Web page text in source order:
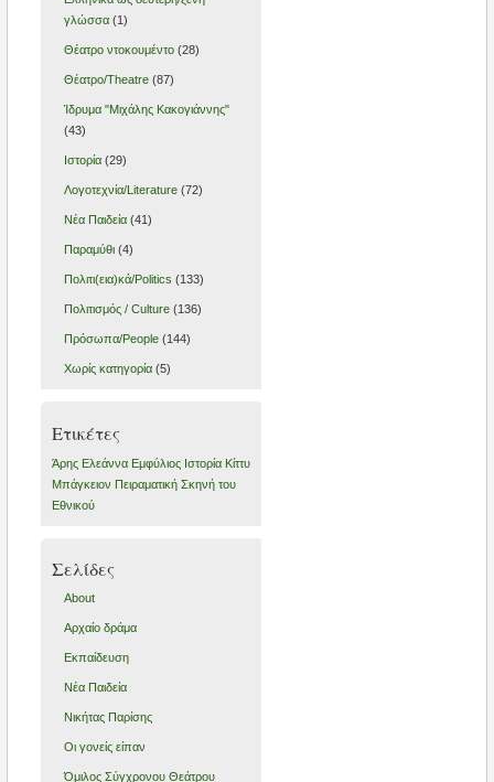
γλώσσα(1)
Θέατρο ντοκουμέντο(28)
Θέατρο/Theatre(87)
Ίδρυμα "Μιχάλης Κακογιάννης"
(43)
Ιστορία(29)
Λογοτεχνία/Literature(72)
Νέα Παιδεία(41)
Παραμύθι(4)
Πολιτι(εια)κά/Politics (133)
Πολιτισμός / Culture(136)
Πρόσωπα/People(144)
Χωρίς κατηγορία(5)
Ετικέτες
Άρης Ελεάννα Εμφύλιος Ιστορία Κίττυ
Μπάγκειον Πειραματική Σκηνή του
Εθνικού
Σελίδες
About
Αρχαίο δράμα
Εκπαίδευση
Νέα Παιδεία
Νικήτας Παρίσης
Οι γονείς είπαν
Όμιλος Σύγχρονου Θεάτρου